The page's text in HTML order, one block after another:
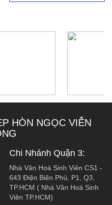
HÒN NGỌC VIỄN
Chi Nhánh Quận 3:
Nhà Văn Hoá Sinh Viên CS1 -
643 Điện Biên Phủ, P1, Q3,
TP.HCM ( Nhà Văn Hoá Sinh
Viên TP.HCM)